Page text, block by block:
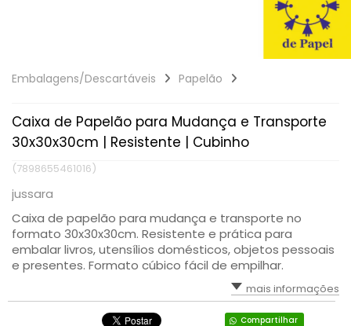
Embalagens/Descartáveis Papelão
Caixa de Papelão para Mudança e Transporte
30x30x30cm | Resistente | Cubinho
(7898655461016)
jussara
Caixa de papelão para mudança e transporte no
formato 30x30x30cm. Resistente e prática para
embalar livros, utensílios domésticos, objetos pessoais
e presentes. Formato cúbico fácil de empilhar.
mais informações
Compartilhar